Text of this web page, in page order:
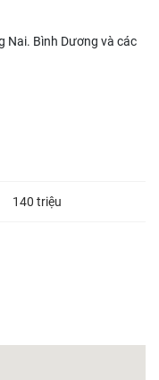
Nai. Bình Dương và các
140 triệu